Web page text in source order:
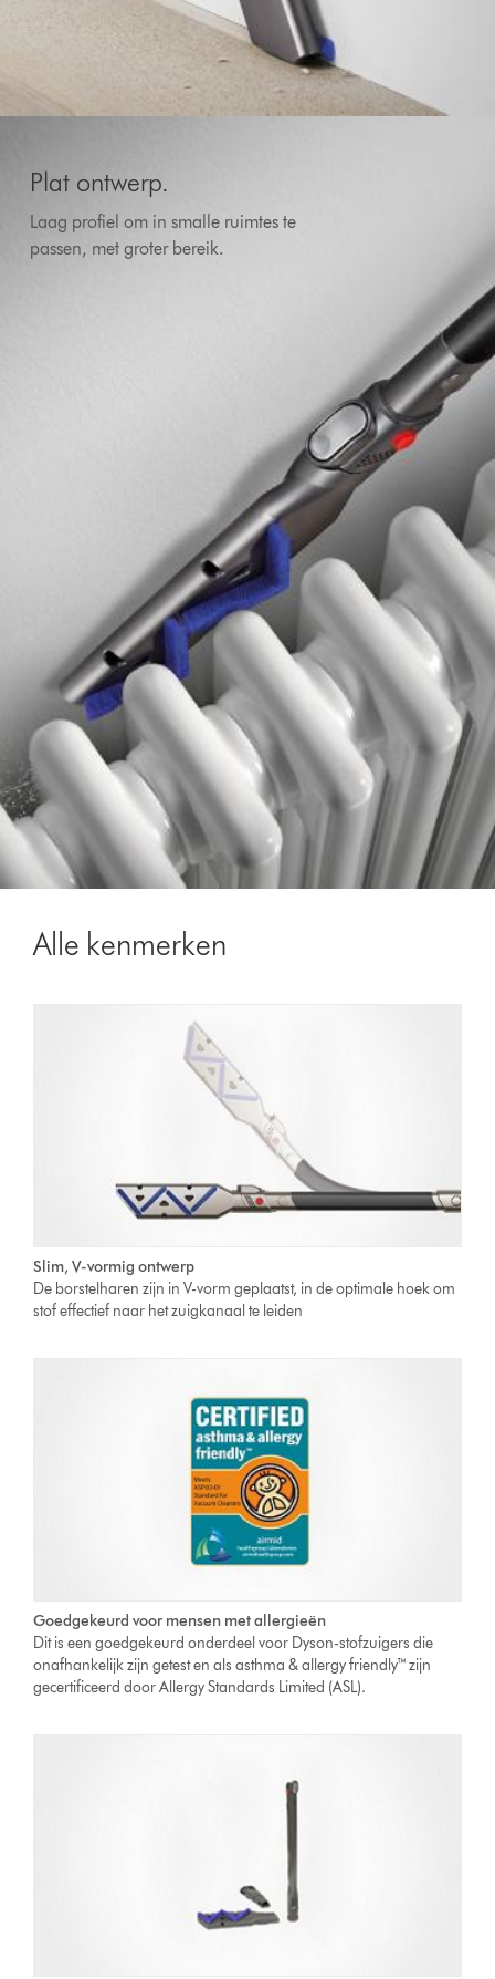
Plat ontwerp.
Laag profiel om in smalle ruimtes te
passen, met groter bereik.
Alle kenmerken
Slim, V-vormig ontwerp
De borstelharen zijn in V-vorm geplaatst, in de optimale hoek om
stof effectief naar het zuigkanaal te leiden
Goedgekeurd voor mensen met allergieën
Dit is een goedgekeurd onderdeel voor Dyson-stofzuigers die
onafhankelijk zijn getest en als asthma & allergy friendly™ zijn
gecertificeerd door Allergy Standards Limited (ASL).